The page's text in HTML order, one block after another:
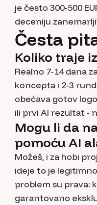
je često 300-500
deceniju
Česta
Koliko traje
Realno 7-14 dana
koncepta i 2-3
obećava gotov
ili prvi AI rezultat -
Mogu li da
pomoću AI
Možeš, i za hobi
ideje to je
problem su prava:
garantovano